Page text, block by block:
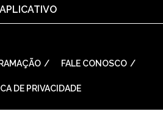
FALE CONOSCO
DE PRIVACIDADE